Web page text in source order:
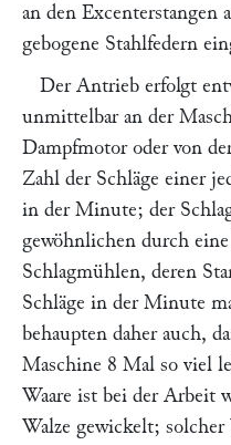
an den Excenterstangen
gebogene Stahlfedern
Der Antrieb erfolgt
unmittelbar an der
Dampfmotor oder von
Zahl der Schläge einer
in der Minute; der
gewöhnlichen durch
Schlagmühlen, deren
Schläge in der Minute
behaupten daher auch,
Maschine 8 Mal so viel
Waare ist bei der Arbeit
Walze gewickelt; solcher